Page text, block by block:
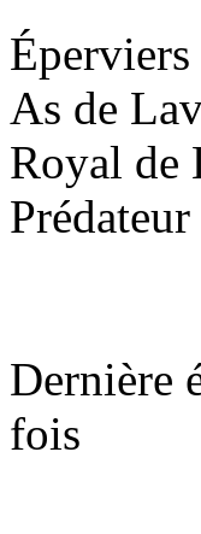
As de
Royal de
Dernière
fois